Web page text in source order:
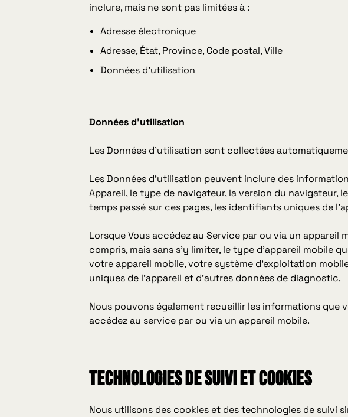
inclure, mais ne sont pas limitées à :
Adresse électronique
Adresse, État, Province, Code postal, Ville
Données d'utilisation
Données d'utilisation
Les Données d'utilisation sont collectées
Les Données d'utilisation peuvent inclure des
Appareil, le type de navigateur, la version du navigateur,
temps passé sur ces pages, les identifiants uniques de
Lorsque Vous accédez au Service par ou via un
compris, mais sans s'y limiter, le type d'appareil mobile
votre appareil mobile, votre système d'exploitation
uniques de l'appareil et d'autres données de diagnostic.
Nous pouvons également recueillir les informations
accédez au service par ou via un appareil mobile.
TECHNOLOGIES DE SUIVI ET COOKIES
Nous utilisons des cookies et des technologies de suivi